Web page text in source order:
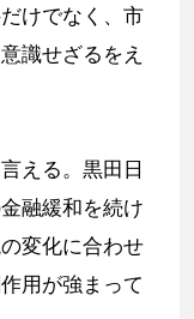
けでなく、市
識せざるをえ
える。黒田日
融緩和を続け
変化に合わせ
用が強まって